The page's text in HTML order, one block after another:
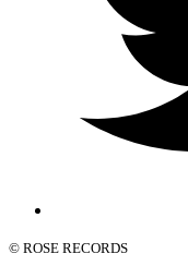
© ROSE RECORDS